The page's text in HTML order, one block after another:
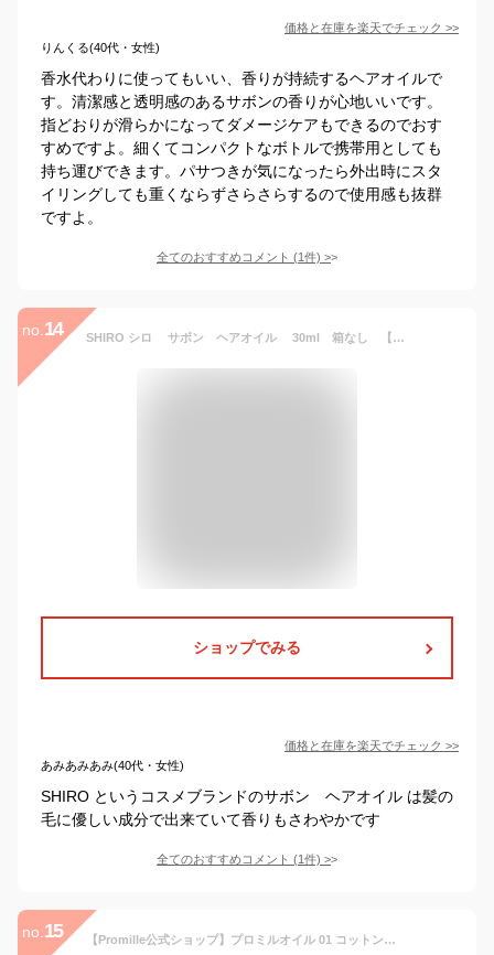
価格と在庫を楽天でチェック >>
りんくる(40代・女性)
香水代わりに使ってもいい、香りが持続するヘアオイルで
す。清潔感と透明感のあるサボンの香りが心地いいです。
指どおりが滑らかになってダメージケアもできるのでおす
すめですよ。細くてコンパクトなボトルで携帯用としても
持ち運びできます。パサつきが気になったら外出時にスタ
イリングしても重くならずさらさらするので使用感も抜群
ですよ。
全てのおすすめコメント (1件) >
no. 14 SHIRO シロ サボン ヘアオイル 30ml 箱なし 【ネコポス便】ヘアケア
ショップでみる
価格と在庫を楽天でチェック >>
あみあみあみ(40代・女性)
SHIRO というコスメブランドのサボン ヘアオイル は髪の
毛に優しい成分で出来ていて香りもさわやかです
全てのおすすめコメント (1件) >
no. 15 【Promille公式ショップ】プロミルオイル 01 コットンサボン/natural 30ml NEWシリーズ ヘアオイル 洗い流さない トリートメント オールインワン ヘアケア 濡れ髪